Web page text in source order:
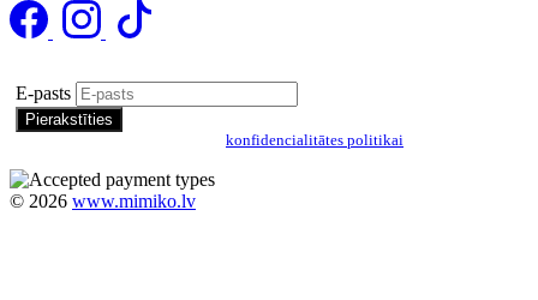
E-pasts
konfidencialitātes politikai
© 2026 www.mimiko.lv